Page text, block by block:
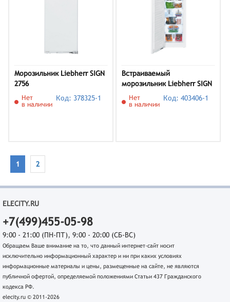
Морозильник Liebherr SIGN
2756
Нет
в наличии
Код: 378325-1
Встраиваемый
морозильник Liebherr SIGN
3566Нет
в наличии
Код: 403406-1
1 2
ELECITY.RU
+7(499)455-05-98
9:00 - 21:00 (ПН-ПТ), 9:00 - 20:00 (СБ-ВС)
Обращаем Ваше внимание на то, что данный интернет-сайт носит
исключительно информационный характер и ни при каких условиях
информационные материалы и цены, размещенные на сайте, не являются
публичной офертой, определяемой положениями Статьи 437 Гражданского
кодекса РФ.
elecity.ru © 2011-2026